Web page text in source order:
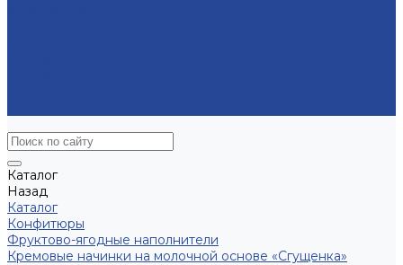
Каталог
Назад
Каталог
Конфитюры
Фруктово-ягодные наполнители
Кремовые начинки на молочной основе «Сгущенка»